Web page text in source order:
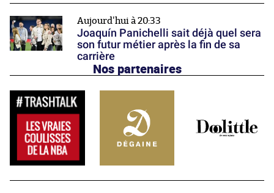
Aujourd'hui à 20:33
Joaquín Panichelli sait déjà quel sera
son futur métier après la fin de sa
carrière
Nos partenaires